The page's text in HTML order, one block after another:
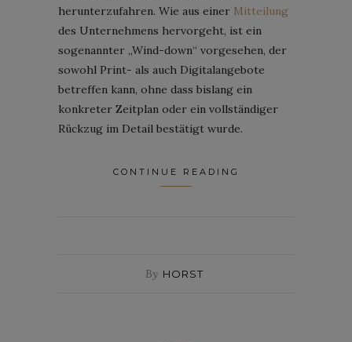
herunterzufahren. Wie aus einer Mitteilung
des Unternehmens hervorgeht, ist ein
sogenannter „Wind-down“ vorgesehen, der
sowohl Print- als auch Digitalangebote
betreffen kann, ohne dass bislang ein
konkreter Zeitplan oder ein vollständiger
Rückzug im Detail bestätigt wurde.
CONTINUE READING
By HORST